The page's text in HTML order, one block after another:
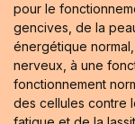
pour le
gencives, de la
énergétique
nerveux, à une
fonctionnement
des cellules contre